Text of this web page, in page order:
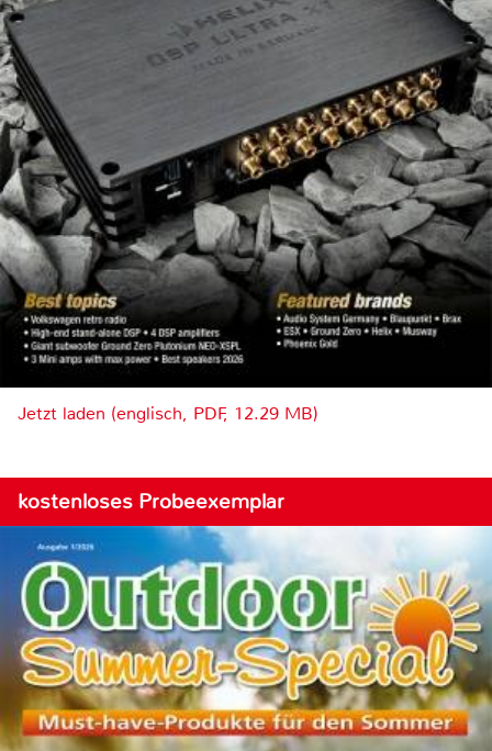
Jetzt laden (englisch, PDF, 12.29 MB)
kostenloses Probeexemplar